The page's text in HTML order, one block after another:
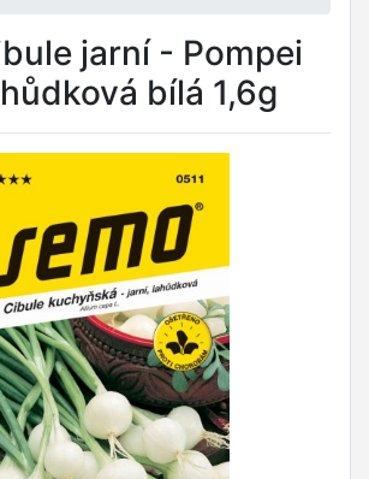
jarní - Pompei
bílá 1,6g